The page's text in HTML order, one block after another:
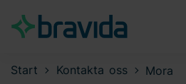
Start Kontakta oss Mora